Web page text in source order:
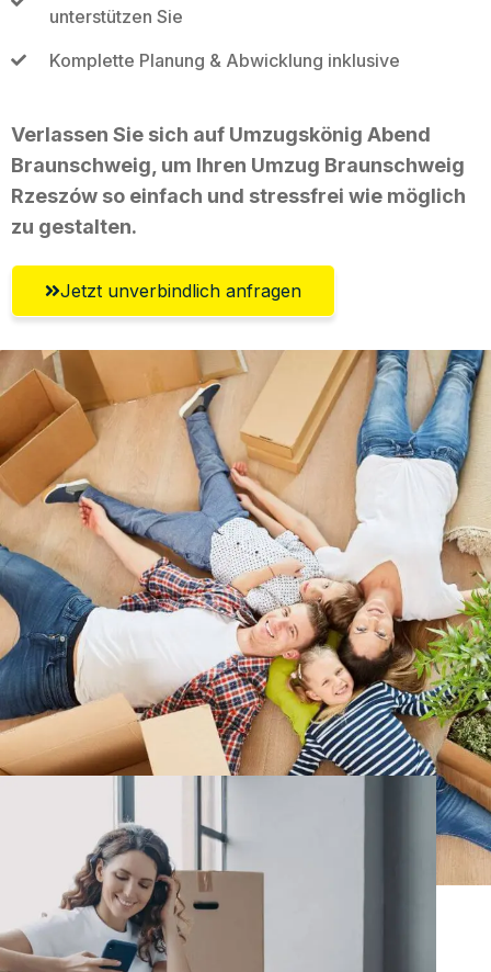
unterstützen Sie
Komplette Planung & Abwicklung inklusive
Verlassen Sie sich auf Umzugskönig Abend
Braunschweig, um Ihren Umzug Braunschweig
Rzeszów so einfach und stressfrei wie möglich
zu gestalten.
Jetzt unverbindlich anfragen